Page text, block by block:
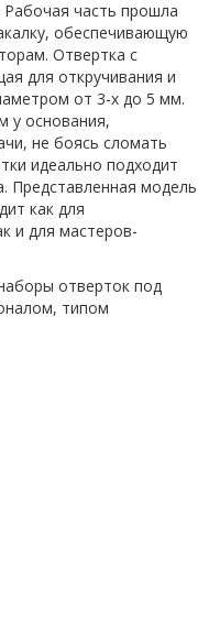
часть прошла
обеспечивающую
Отвертка с
для откручивания и
от 3-х до 5 мм.
у основания,
не боясь сломать
идеально подходит
Представленная модель
как для
и для мастеров-
отверток под
типом